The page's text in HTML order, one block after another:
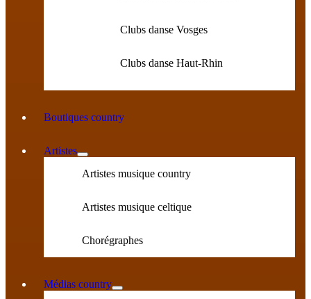
Clubs danse Vosges
Clubs danse Haut-Rhin
Boutiques country
Artistes
Artistes musique country
Artistes musique celtique
Chorégraphes
Médias country